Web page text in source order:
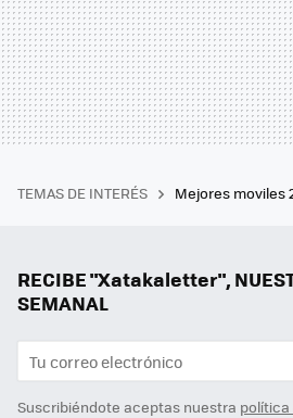
TEMAS DE INTERÉS Mejores moviles
RECIBE "Xatakaletter",
SEMANAL
Suscribiéndote aceptas nuestra política